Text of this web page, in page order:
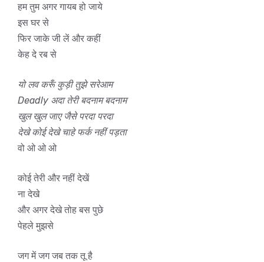
हम तुम अगर गायब हो जाये
इस घर से
फिर जाके जी लें और कहीं
केह दे रब से
यो लव करूँ कुड़ी तुझे सरेआम
Deadly अदा तेरी बदनाम बदनाम
खुल खुल जाए जैसे परदा परदा
देखे कोई देखे चाहे फर्क नहीं पड़ता
वो ओ ओ ओ
कोई तेरी और नहीं देखें
ना देखे
और अगर देखे तोह बस पुछे
पेहले मुझसे
जग में जग जब तक तू है